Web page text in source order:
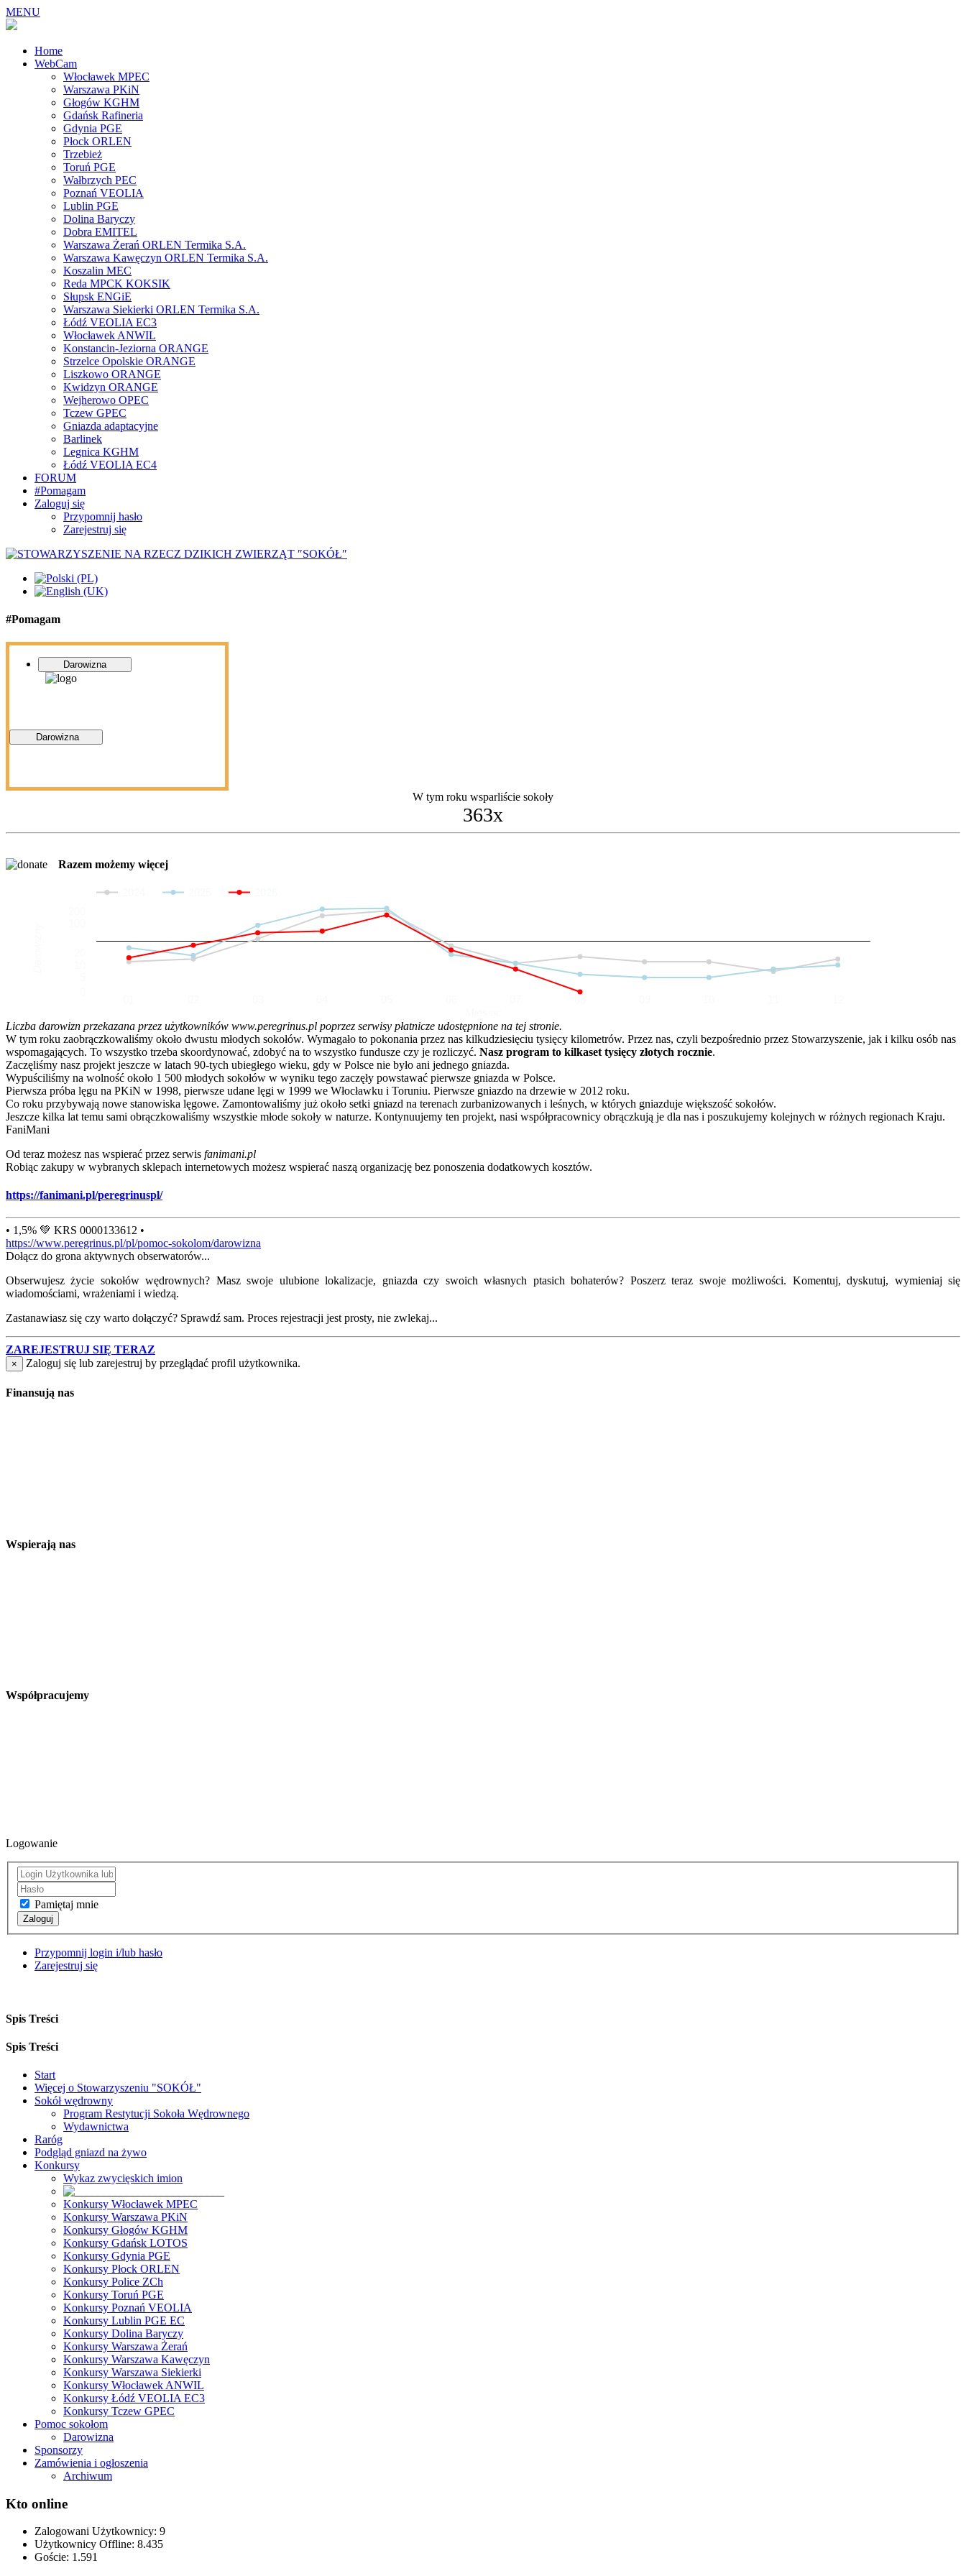
MENU
Home
WebCam
Włocławek MPEC
Warszawa PKiN
Głogów KGHM
Gdańsk Rafineria
Gdynia PGE
Płock ORLEN
Trzebież
Toruń PGE
Wałbrzych PEC
Poznań VEOLIA
Lublin PGE
Dolina Baryczy
Dobra EMITEL
Warszawa Żerań ORLEN Termika S.A.
Warszawa Kawęczyn ORLEN Termika S.A.
Koszalin MEC
Reda MPCK KOKSIK
Słupsk ENGiE
Warszawa Siekierki ORLEN Termika S.A.
Łódź VEOLIA EC3
Włocławek ANWIL
Konstancin-Jeziorna ORANGE
Strzelce Opolskie ORANGE
Liszkowo ORANGE
Kwidzyn ORANGE
Wejherowo OPEC
Tczew GPEC
Gniazda adaptacyjne
Barlinek
Legnica KGHM
Łódź VEOLIA EC4
FORUM
#Pomagam
Zaloguj się
Przypomnij hasło
Zarejestruj się
#Pomagam
Darowizna
Darowizna
W tym roku wsparliście sokoły
363x
Razem możemy więcej
Liczba darowizn przekazana przez użytkowników www.peregrinus.pl poprzez serwisy płatnicze udostępnione na tej stronie.
W tym roku zaobrączkowaliśmy około dwustu młodych sokołów. Wymagało to pokonania przez nas kilkudziesięciu tysięcy kilometrów. Przez nas, czyli bezpośrednio przez Stowarzyszenie, jak i kilku osób nas
wspomagających. To wszystko trzeba skoordynować, zdobyć na to wszystko fundusze czy je rozliczyć. Nasz program to kilkaset tysięcy złotych rocznie.
Zaczęliśmy nasz projekt jeszcze w latach 90-tych ubiegłego wieku, gdy w Polsce nie było ani jednego gniazda.
Wypuściliśmy na wolność około 1 500 młodych sokołów w wyniku tego zaczęły powstawać pierwsze gniazda w Polsce.
Pierwsza próba lęgu na PKiN w 1998, pierwsze udane lęgi w 1999 we Włocławku i Toruniu. Pierwsze gniazdo na drzewie w 2012 roku.
Co roku przybywają nowe stanowiska lęgowe. Zamontowaliśmy już około setki gniazd na terenach zurbanizowanych i leśnych, w których gniazduje większość sokołów.
Jeszcze kilka lat temu sami obrączkowaliśmy wszystkie młode sokoły w naturze. Kontynuujemy ten projekt, nasi współpracownicy obrączkują je dla nas i poszukujemy kolejnych w różnych regionach Kraju.
FaniMani
Od teraz możesz nas wspierać przez serwis fanimani.pl
Robiąc zakupy w wybranych sklepach internetowych możesz wspierać naszą organizację bez ponoszenia dodatkowych kosztów.
https://fanimani.pl/peregrinuspl/
• 1,5% 💚 KRS 0000133612 •
https://www.peregrinus.pl/pl/pomoc-sokolom/darowizna
Dołącz do grona aktywnych obserwatorów...
Obserwujesz życie sokołów wędrownych? Masz swoje ulubione lokalizacje, gniazda czy swoich własnych ptasich bohaterów? Poszerz teraz swoje możliwości. Komentuj, dyskutuj, wymieniaj się
wiadomościami, wrażeniami i wiedzą.
Zastanawiasz się czy warto dołączyć? Sprawdź sam. Proces rejestracji jest prosty, nie zwlekaj...
ZAREJESTRUJ SIĘ TERAZ
× Zaloguj się lub zarejestruj by przeglądać profil użytkownika.
Finansują nas
Wspierają nas
Współpracujemy
Logowanie
Pamiętaj mnie
Zaloguj
Przypomnij login i/lub hasło
Zarejestruj się
Spis Treści
Spis Treści
Start
Więcej o Stowarzyszeniu "SOKÓŁ"
Sokół wędrowny
Program Restytucji Sokoła Wędrownego
Wydawnictwa
Raróg
Podgląd gniazd na żywo
Konkursy
Wykaz zwycięskich imion
Konkursy Włocławek MPEC
Konkursy Warszawa PKiN
Konkursy Głogów KGHM
Konkursy Gdańsk LOTOS
Konkursy Gdynia PGE
Konkursy Płock ORLEN
Konkursy Police ZCh
Konkursy Toruń PGE
Konkursy Poznań VEOLIA
Konkursy Lublin PGE EC
Konkursy Dolina Baryczy
Konkursy Warszawa Żerań
Konkursy Warszawa Kawęczyn
Konkursy Warszawa Siekierki
Konkursy Włocławek ANWIL
Konkursy Łódź VEOLIA EC3
Konkursy Tczew GPEC
Pomoc sokołom
Darowizna
Sponsorzy
Zamówienia i ogłoszenia
Archiwum
Kto online
Zalogowani Użytkownicy: 9
Użytkownicy Offline: 8.435
Goście: 1.591